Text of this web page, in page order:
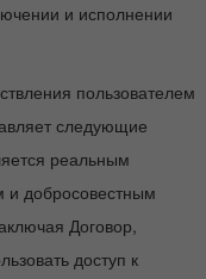
и исполнении
пользователем
следующие
реальным
добросовестным
Договор,
доступ к